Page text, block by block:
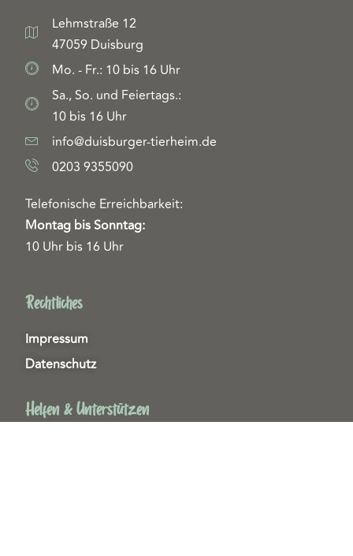
Lehmstraße 12
47059 Duisburg
Mo. - Fr.: 10 bis 16 Uhr
Sa., So. und Feiertags.:
10 bis 16 Uhr
info@duisburger-tierheim.de
0203 9355090
Telefonische Erreichbarkeit:
Montag bis Sonntag:
10 Uhr bis 16 Uhr
Rechtliches
Impressum
Datenschutz
Helfen & Unterstützen